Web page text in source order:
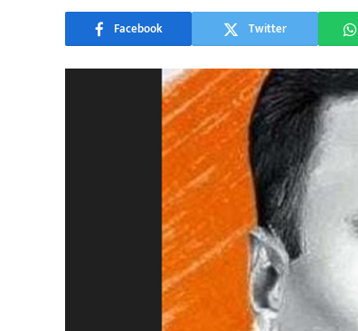
Facebook Twitter